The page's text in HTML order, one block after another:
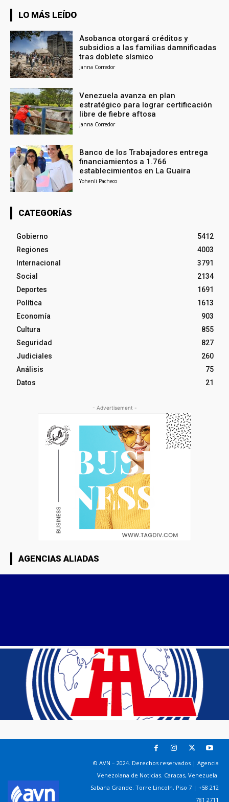
LO MÁS LEÍDO
Asobanca otorgará créditos y
subsidios a las familias damnificadas
tras doblete sísmico
Janna Corredor
Venezuela avanza en plan
estratégico para lograr certificación
libre de fiebre aftosa
Janna Corredor
Banco de los Trabajadores entrega
financiamientos a 1.766
establecimientos en La Guaira
Yohenli Pacheco
CATEGORÍAS
Gobierno
5412
Regiones
4003
Internacional
3791
Social
2134
Deportes
1691
Política
1613
Economía
903
Cultura
855
Seguridad
827
Judiciales
260
Análisis
75
Datos
21
- Advertisement -
AGENCIAS ALIADAS
© AVN – 2024. Derechos reservados | Agencia
Venezolana de Noticias. Caracas, Venezuela.
Sabana Grande. Torre Lincoln, Piso 7 | +58 212
781 2711